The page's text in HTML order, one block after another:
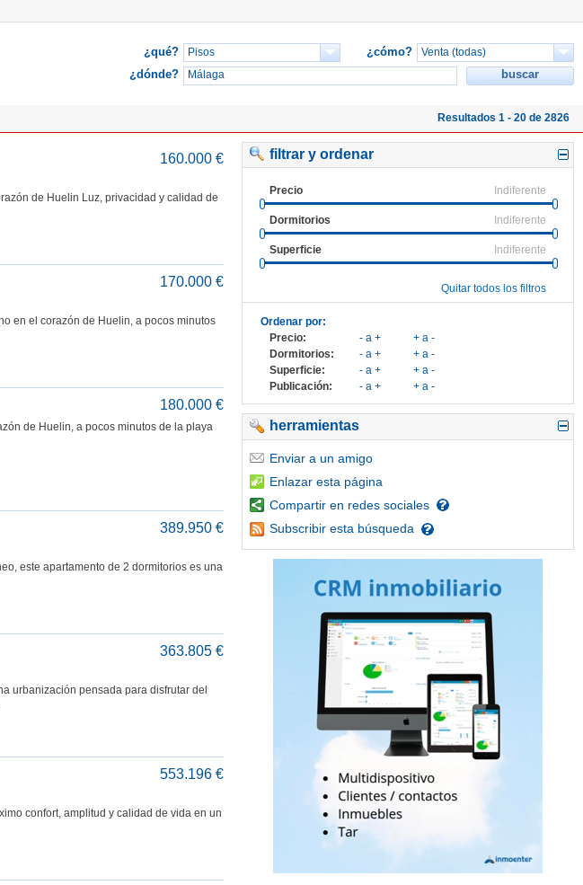
¿qué?
¿cómo?
¿dónde?
Resultados 1 - 20 de 2826
filtrar y ordenar
Indiferente
Precio
Indiferente
Dormitorios
Indiferente
Superficie
Quitar todos los filtros
Ordenar por:
Precio:
- a +
+ a -
Dormitorios:
- a +
+ a -
Superficie:
- a +
+ a -
Publicación:
- a + + a -
herramientas
Enviar a un amigo
Enlazar esta página
Compartir en redes sociales
Subscribir esta búsqueda
160.000 €
de Huelin Luz, privacidad y calidad de
170.000 €
en el corazón de Huelin, a pocos minutos
180.000 €
de Huelin, a pocos minutos de la playa
389.950 €
este apartamento de 2 dormitorios es una
363.805 €
urbanización pensada para disfrutar del
553.196 €
confort, amplitud y calidad de vida en un